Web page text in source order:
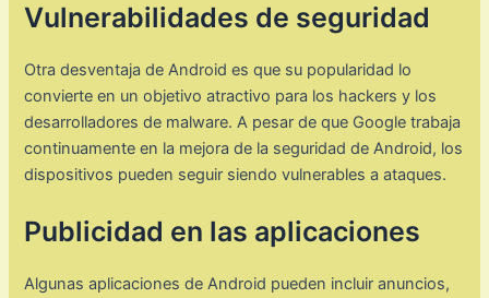
Vulnerabilidades de seguridad
Otra desventaja de Android es que su popularidad lo
convierte en un objetivo atractivo para los hackers y los
desarrolladores de malware. A pesar de que Google trabaja
continuamente en la mejora de la seguridad de Android, los
dispositivos pueden seguir siendo vulnerables a ataques.
Publicidad en las aplicaciones
Algunas aplicaciones de Android pueden incluir anuncios,